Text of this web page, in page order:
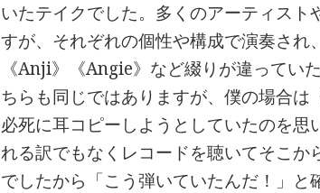
いたテイクでした。多くのアーティスト
すが、それぞれの個性や構成で演奏され
《Anji》《Angie》など綴りが違ってい
ちらも同じではありますが、僕の場合は
必死に耳コピーしようとしていたのを
れる訳でもなくレコードを聴いてそこか
でしたから「こう弾いていたんだ！」